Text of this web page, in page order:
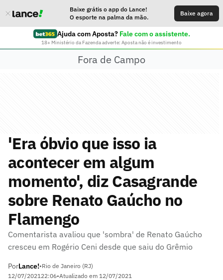
Baixe grátis o app do Lance!
O esporte na palma da mão.
Baixe agora
Ajuda com Aposta? Fale com o assistente.
18+ Ministério da Fazenda adverte: Aposta não é investimento
Fora de Campo
'Era óbvio que isso ia
acontecer em algum
momento', diz Casagrande
sobre Renato Gaúcho no
Flamengo
Comentarista avaliou que 'sombra' de Renato Gaúcho
cresceu em Rogério Ceni desde que saiu do Grêmio
PorLance!•Rio de Janeiro (RJ)
12/07/202122:06•Atualizado em 12/07/2021